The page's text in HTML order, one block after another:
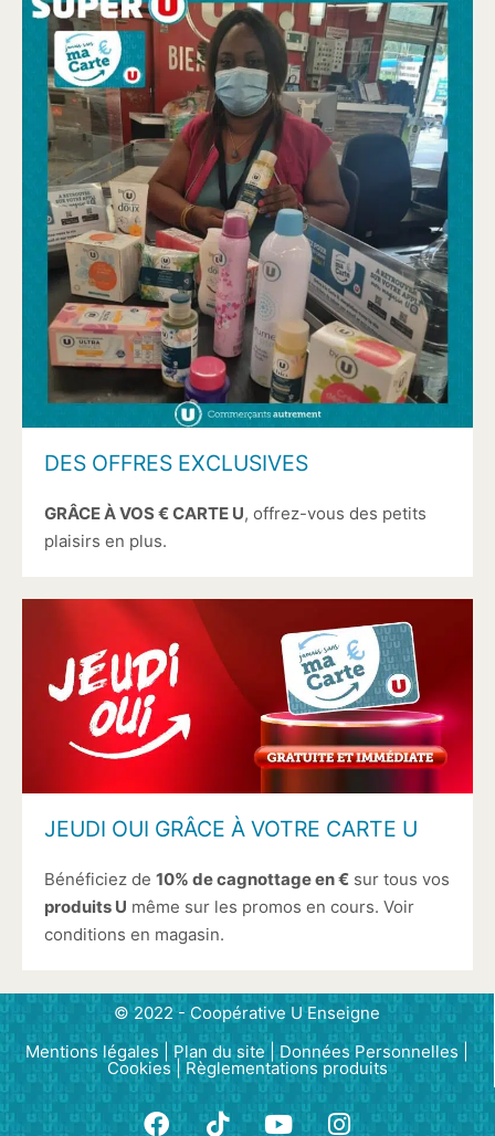
DES OFFRES EXCLUSIVES
GRÂCE À VOS € CARTE U, offrez-vous des petits
plaisirs en plus.
JEUDI OUI GRÂCE À VOTRE CARTE U
Bénéficiez de 10% de cagnottage en € sur tous vos
produits U même sur les promos en cours. Voir
conditions en magasin.
© 2022 - Coopérative U Enseigne
Mentions légales
Plan du site |Données Personnelles |
Cookies| Règlementations produits